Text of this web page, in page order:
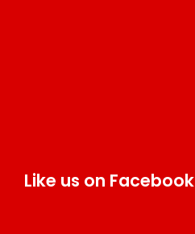
Like us on Facebook